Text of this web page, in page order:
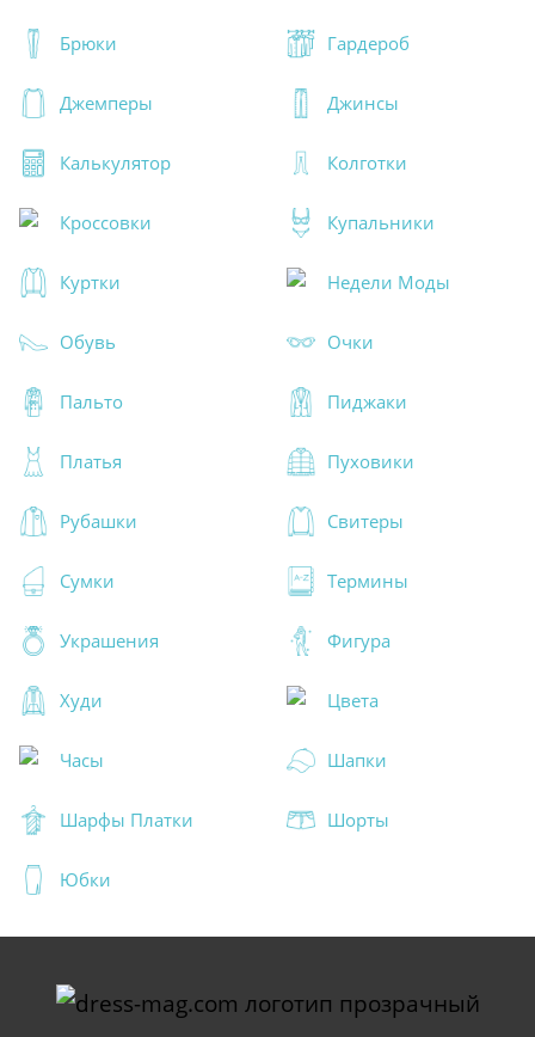
Брюки Гардероб
Джемперы Джинсы
Калькулятор Колготки
Кроссовки Купальники
Куртки Недели Моды
Обувь Очки
Пальто Пиджаки
Платья Пуховики
Рубашки Свитеры
Сумки Термины
Украшения Фигура
Худи Цвета
Часы Шапки
Шарфы Платки Шорты
Юбки